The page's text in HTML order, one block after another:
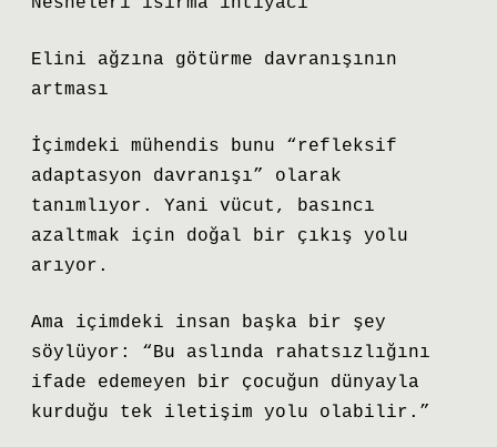
Elini ağzına götürme davranışının
artması
İçimdeki mühendis bunu “refleksif
adaptasyon davranışı” olarak
tanımlıyor. Yani vücut, basıncı
azaltmak için doğal bir çıkış yolu
arıyor.
Ama içimdeki insan başka bir şey
söylüyor: “Bu aslında rahatsızlığını
ifade edemeyen bir çocuğun dünyayla
kurduğu tek iletişim yolu olabilir.”